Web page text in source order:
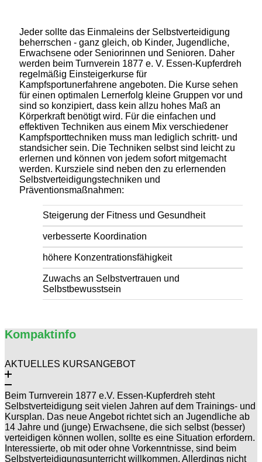
Jeder sollte das Einmaleins der Selbstverteidigung
beherrschen - ganz gleich, ob Kinder, Jugendliche,
Erwachsene oder Seniorinnen und Senioren. Daher
werden beim Turnverein 1877 e. V. Essen-Kupferdreh
regelmäßig Einsteigerkurse für
Kampfsportunerfahrene angeboten. Die Kurse sehen
für einen optimalen Lernerfolg kleine Gruppen vor und
sind so konzipiert, dass kein allzu hohes Maß an
Körperkraft benötigt wird. Für die einfachen und
effektiven Techniken aus einem Mix verschiedener
Kampfsporttechniken muss man lediglich schritt- und
standsicher sein. Die Techniken selbst sind leicht zu
erlernen und können von jedem sofort mitgemacht
werden. Kursziele sind neben den zu erlernenden
Selbstverteidigungstechniken und
Präventionsmaßnahmen:
Steigerung der Fitness und Gesundheit
verbesserte Koordination
höhere Konzentrationsfähigkeit
Zuwachs an Selbstvertrauen und
Selbstbewusstsein
Kompaktinfo
AKTUELLES KURSANGEBOT
Beim Turnverein 1877 e.V. Essen-Kupferdreh steht
Selbstverteidigung seit vielen Jahren auf dem Trainings- und
Kursplan. Das neue Angebot richtet sich an Jugendliche ab
14 Jahre und (junge) Erwachsene, die sich selbst (besser)
verteidigen können wollen, sollte es eine Situation erfordern.
Interessierte, ob mit oder ohne Vorkenntnisse, sind beim
Selbstverteidigungsunterricht willkommen. Allerdings nicht